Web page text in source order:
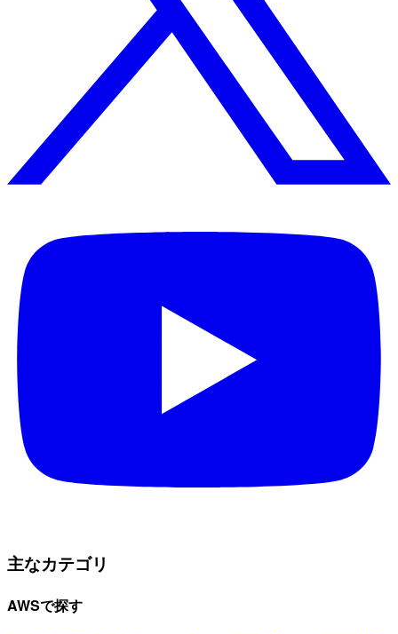
主なカテゴリ
AWSで探す